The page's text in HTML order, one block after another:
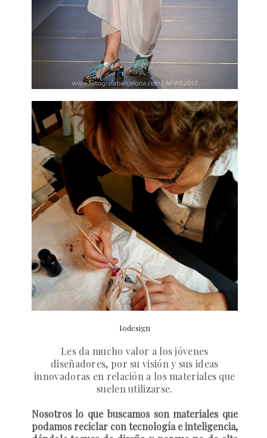
Iodesign
Les da mucho valor a los jóvenes
diseñadores, por su visión y sus ideas
innovadoras en relación a los materiales que
suelen utilizarse.
Nosotros lo que buscamos son materiales que
podamos reciclar con tecnología e inteligencia,